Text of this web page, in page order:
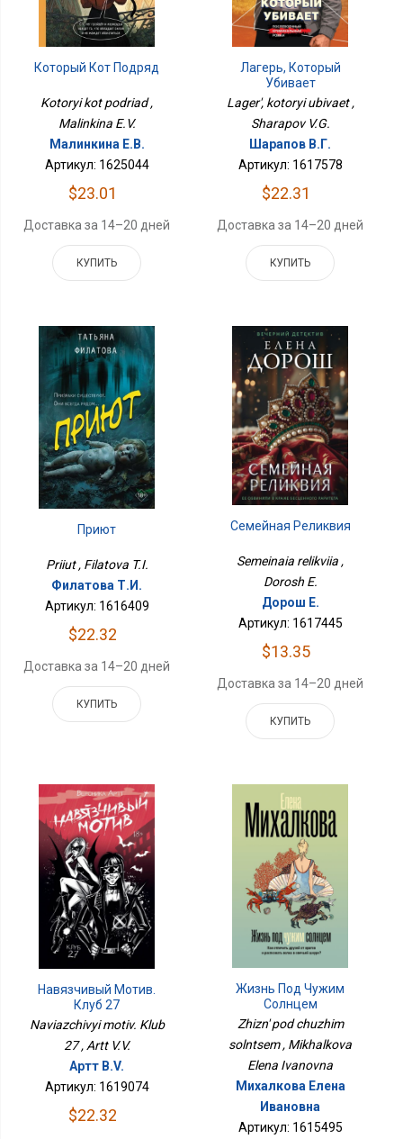
Который Кот Подряд
Kotoryi kot podriad ,
Malinkina E.V.
Малинкина Е.В.
Артикул: 1625044
$23.01
Доставка за 14–20 дней
КУПИТЬ
Лагерь, Который
Убивает
Lager', kotoryi ubivaet ,
Sharapov V.G.
Шарапов В.Г.
Артикул: 1617578
$22.31
Доставка за 14–20 дней
КУПИТЬ
Приют
Priiut , Filatova T.I.
Филатова Т.И.
Артикул: 1616409
$22.32
Доставка за 14–20 дней
КУПИТЬ
Семейная Реликвия
Semeinaia relikviia ,
Dorosh E.
Дорош Е.
Артикул: 1617445
$13.35
Доставка за 14–20 дней
КУПИТЬ
Навязчивый Мотив.
Клуб 27
Naviazchivyi motiv. Klub
27 , Artt V.V.
Артт В.V.
Артикул: 1619074
$22.32
Жизнь Под Чужим
Солнцем
Zhizn' pod chuzhim
solntsem , Mikhalkova
Elena Ivanovna
Михалкова Елена
Ивановна
Артикул: 1615495